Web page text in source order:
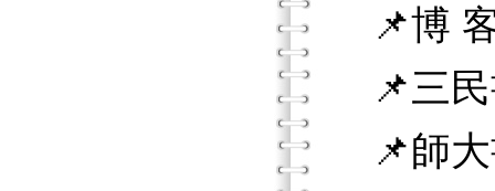
📌博
📌三民
📌師大